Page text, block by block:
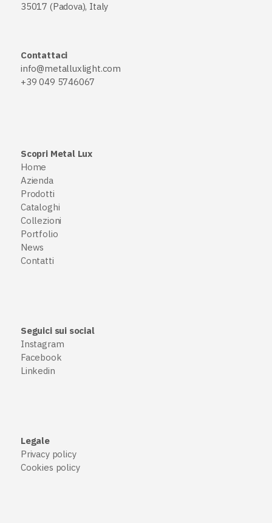
35017 (Padova), Italy
Contattaci
info@metalluxlight.com
+39 049 5746067
Scopri Metal Lux
Home
Azienda
Prodotti
Cataloghi
Collezioni
Portfolio
News
Contatti
Seguici sui social
Instagram
Facebook
Linkedin
Legale
Privacy policy
Cookies policy